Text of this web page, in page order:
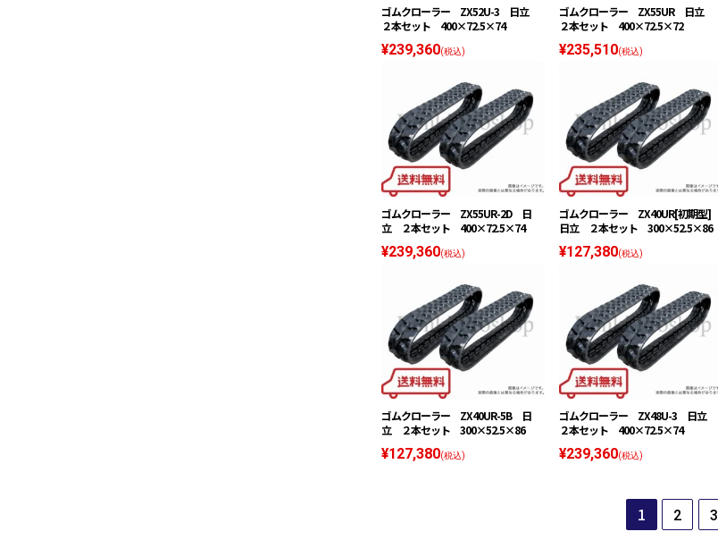
ゴムクローラー ZX52U-3 日立
２本セット 400×72.5×74
¥239,360(税込)
ゴムクローラー ZX55UR 日立
２本セット 400×72.5×72
¥235,510(税込)
ゴムクローラー ZX55UR-2D 日
立 ２本セット 400×72.5×74
¥239,360(税込)
ゴムクローラー ZX40UR[初期型]
日立 ２本セット 300×52.5×86
¥127,380(税込)
ゴムクローラー ZX40UR-5B 日
立 ２本セット 300×52.5×86
¥127,380(税込)
ゴムクローラー ZX48U-3 日立
２本セット 400×72.5×74
¥239,360(税込)
1 2 3